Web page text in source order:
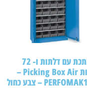
ארון מתכת עם דלתות ו- 72
ארקליות Picking Box Air –